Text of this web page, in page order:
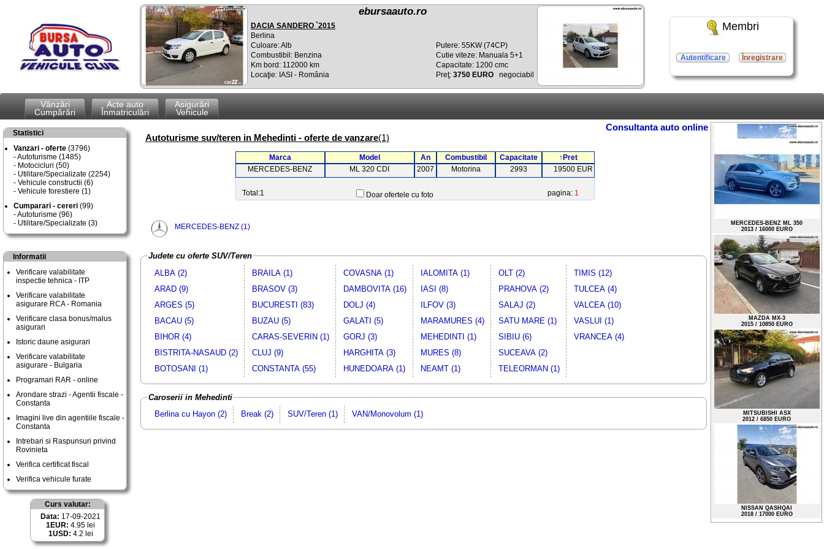
ebursaauto.ro
DACIA SANDERO `2015
Berlina
Culoare: Alb
Combustibil: Benzina
Km bord: 112000 km
Locaţie: IASI - România
Putere: 55KW (74CP)
Cutie viteze: Manuala 5+1
Capacitate: 1200 cmc
Preţ: 3750 EURO negociabil
Membri
Autentificare Înregistrare
Vânzări
Cumpărări
Acte auto
Înmatriculări
Asigurări
Vehicule
Statistici
Vanzari - oferte (3796)
Autoturisme (1485)
Motocicluri (50)
Utilitare/Specializate (2254)
Vehicule constructii (6)
Vehicule forestiere (1)
Cumparari - cereri (99)
Autoturisme (96)
Utilitare/Specializate (3)
Informatii
Verificare valabilitate
inspectie tehnica - ITP
Verificare valabilitate
asigurare RCA - Romania
Verificare clasa bonus/malus
asigurari
Istoric daune asigurari
Verificare valabilitate
asigurare - Bulgaria
Programari RAR - online
Arondare strazi - Agentii fiscale -
Constanta
Imagini live din agentiile fiscale -
Constanta
Intrebari si Raspunsuri privind
Rovinieta
Verifica certificat fiscal
Verifica vehicule furate
Curs valutar:
Data: 17-09-2021
1EUR: 4.95 lei
1USD: 4.2 lei
Consultanta auto online
Autoturisme suv/teren in Mehedinti - oferte de vanzare(1)
Marca Model An Combustibil Capacitate
↑Pret
MERCEDES-BENZ
ML 320 CDI 2007 Motorina 2993 19500 EUR
Total:1 Doar ofertele cu foto pagina: 1
MERCEDES-BENZ (1)
Judete cu oferte SUV/Teren
ALBA (2)
ARAD (9)
ARGES (5)
BACAU (5)
BIHOR (4)
BISTRITA-NASAUD (2)
BOTOSANI (1)
BRAILA (1)
BRASOV (3)
BUCURESTI (83)
BUZAU (5)
CARAS-SEVERIN (1)
CLUJ (9)
CONSTANTA (55)
COVASNA (1)
DAMBOVITA (16)
DOLJ (4)
GALATI (5)
GORJ (3)
HARGHITA (3)
HUNEDOARA (1)
IALOMITA (1)
IASI (8)
ILFOV (3)
MARAMURES (4)
MEHEDINTI (1)
MURES (8)
NEAMT (1)
OLT (2)
PRAHOVA (2)
SALAJ (2)
SATU MARE (1)
SIBIU (6)
SUCEAVA (2)
TELEORMAN (1)
TIMIS (12)
TULCEA (4)
VALCEA (10)
VASLUI (1)
VRANCEA (4)
Caroserii in Mehedinti
Berlina cu Hayon (2)
Break (2) SUV/Teren (1) VAN/Monovolum (1)
MERCEDES-BENZ ML 350
2013 / 16000 EURO
MAZDA MX-3
2015 / 10850 EURO
MITSUBISHI ASX
2012 / 6850 EURO